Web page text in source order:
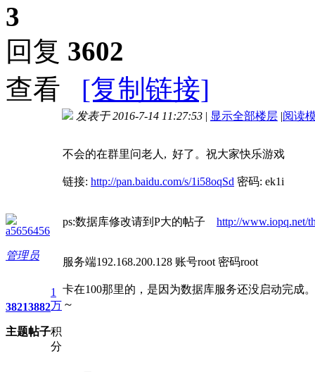
3
回复 3602
查看
[复制链接]
a5656456
管理员
3821
主题
3882
帖子
1
万
积
分
发表于 2016-7-14 11:27:53 | 显示全部楼层 |阅读
不会的在群里问老人, 好了。祝大家快乐游戏
链接: http://pan.baidu.com/s/1i58oqSd 密码: ek1i
ps:数据库修改请到P大的帖子 http://www.iopq.net/
服务端192.168.200.128 账号root 密码root
卡在100那里的，是因为数据库服务还没启动完成
～